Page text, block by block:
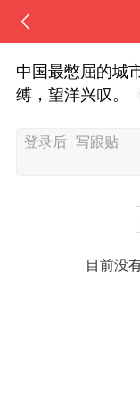
中国最憋屈的城
缚，望洋兴叹。
目前没